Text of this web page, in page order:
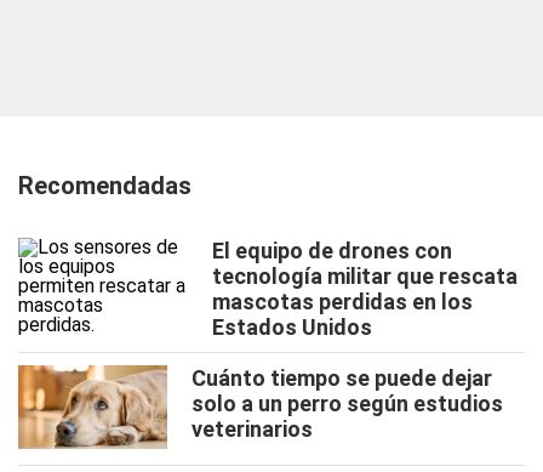
Recomendadas
El equipo de drones con
tecnología militar que rescata
mascotas perdidas en los
Estados Unidos
Cuánto tiempo se puede dejar
solo a un perro según estudios
veterinarios